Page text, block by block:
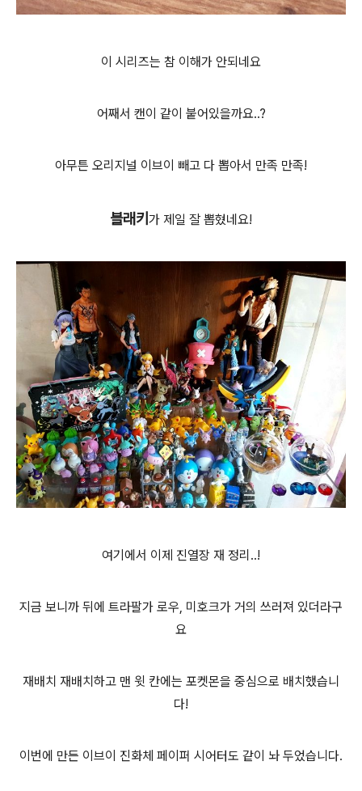
이 시리즈는 참 이해가 안되네요
어째서 캔이 같이 붙어있을까요..?
아무튼 오리지널 이브이 빼고 다 뽑아서 만족 만족!
블래키 가 제일 잘 뽑혔네요!
여기에서 이제 진열장 재 정리..!
지금 보니까 뒤에 트라팔가 로우, 미호크가 거의 쓰러져 있더라구
요
재배치 재배치하고 맨 윗 칸에는 포켓몬을 중심으로 배치했습니
다!
이번에 만든 이브이 진화체 페이퍼 시어터도 같이 놔 두었습니다.